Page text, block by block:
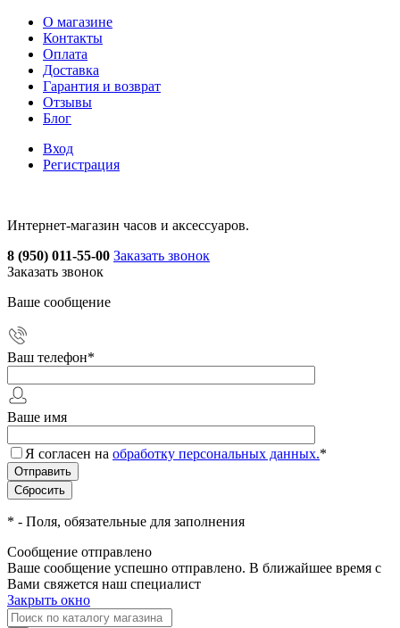
О магазине
Контакты
Оплата
Доставка
Гарантия и возврат
Отзывы
Блог
Вход
Регистрация
Интернет-магазин часов и аксессуаров.
8 (950) 011-55-00 Заказать звонок
Заказать звонок
Ваше сообщение
Ваш телефон*
Ваше имя
Я согласен на обработку персональных данных.*
* - Поля, обязательные для заполнения
Сообщение отправлено
Ваше сообщение успешно отправлено. В ближайшее время с
Вами свяжется наш специалист
Закрыть окно